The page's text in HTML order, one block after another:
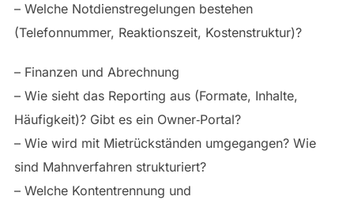
– Welche Notdienstregelungen bestehen
(Telefonnummer, Reaktionszeit, Kostenstruktur)?
– Finanzen und Abrechnung
– Wie sieht das Reporting aus (Formate, Inhalte,
Häufigkeit)? Gibt es ein Owner‑Portal?
– Wie wird mit Mietrückständen umgegangen? Wie
sind Mahnverfahren strukturiert?
– Welche Kontentrennung und